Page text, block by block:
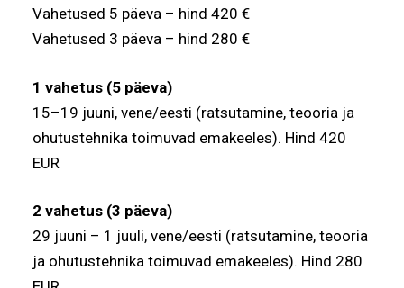
Vahetused 5 päeva – hind 420 €
Vahetused 3 päeva – hind 280 €
1 vahetus (5 päeva)
15–19 juuni, vene/eesti (ratsutamine, teooria ja
ohutustehnika toimuvad emakeeles). Hind 420
EUR
2 vahetus (3 päeva)
29 juuni – 1 juuli, vene/eesti (ratsutamine, teooria
ja ohutustehnika toimuvad emakeeles). Hind 280